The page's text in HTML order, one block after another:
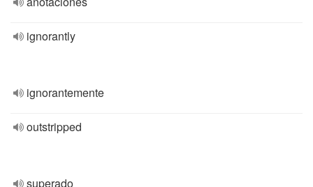
ignorantly
ignorantemente
outstripped
superado